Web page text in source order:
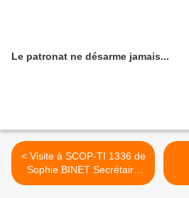
Le patronat ne désarme jamais...
< Visite à SCOP-TI 1336 de
Sophie BINET Secrétaire
Générale de la CGT